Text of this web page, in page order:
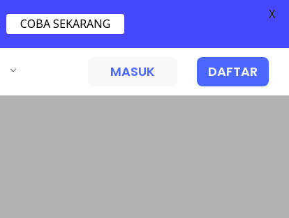
MASUK DAFTAR
COBA SEKARANG
X